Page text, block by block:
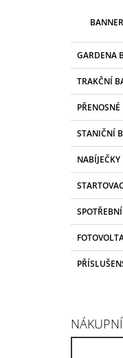
BANNER
GARDENA
TRAKČNÍ
STANIČNÍ